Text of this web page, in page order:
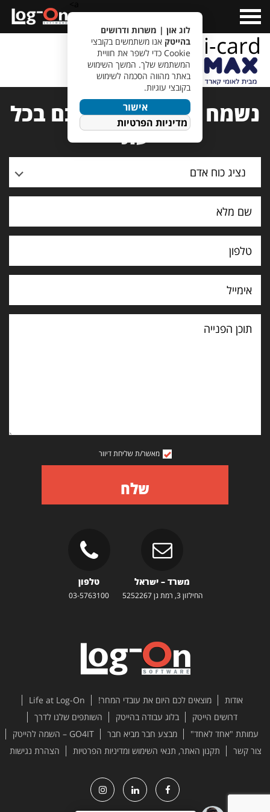
Menu
max-leumi-card
נשמח לעמוד לרשותכם בכל
עת
נציג כוח אדם
תוכן
הפנייה
מאשר/ת שליחת דיוור
שלח
משרד – ישראל
החילזון 3, רמת גן 5252267
טלפון
03-5763100
אודות מוצאים לכם היום את עובדי המחר!
Life at Log-On
דרושים הייטק
בלוג עבודה בהייטק
השותפים שלנו לדרך
עמותת "אחד לאחד"
מבצע חבר מביא חבר
GO4IT – השמה להייטק
צור קשר
תקנון האתר, תנאי השימוש ומדיניות הפרטיות הצהרת נגישות
לוג און | משרות ודרושים
בהייטק אנו משתמשים בקובצי
Cookie כדי לשפר את חוויית
המשתמש שלך. המשך השימוש
באתר מהווה הסכמה לשימוש
בקובצי עוגיות.
אישור
מדיניות הפרטיות